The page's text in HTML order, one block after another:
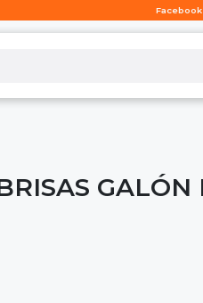
Facebook
GALÓN